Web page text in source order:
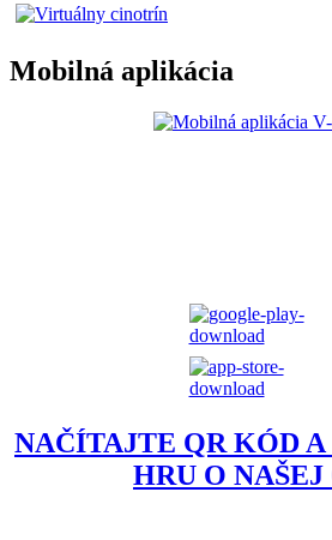
Mobilná aplikácia
NAČÍTAJTE QR KÓD
HRU O